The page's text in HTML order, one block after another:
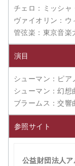
チェロ：ミッシャ
ヴァイオリン：ウ
管弦楽：東京音楽
演目
シューマン：ピ
シューマン：幻
ブラームス：交
参照サイト
公益財団法人